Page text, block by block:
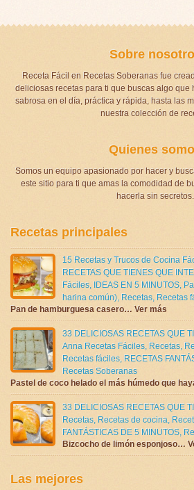
Sobre
Receta Fácil en Recetas Soberanas fue
deliciosas recetas para ti que buscas algo que
sabrosa en el día, práctica y rápida, hasta las
nuestra colección de
Quienes
Somos un equipo apasionado por hacer y
este sitio para ti que amas la comodidad de
hacerla sin secretos.
Recetas principales
15 Recetas y Trucos de Cocina
RECETAS QUE TIENES QUE
Fáciles, IDEAS EN 5 MINUTOS,
harina común), Recetas, Recetas
Pan de hamburguesa casero… Ver más
33 DELICIOSAS RECETAS QUE
Anna Recetas Fáciles, Recetas,
Recetas fáciles, RECETAS
Recetas Soberanas
Pastel de coco helado el más húmedo que
33 DELICIOSAS RECETAS QUE
Recetas, Recetas de cocina,
FANTÁSTICAS DE 5 MINUTOS,
Bizcocho de limón esponjoso…
Las mejores